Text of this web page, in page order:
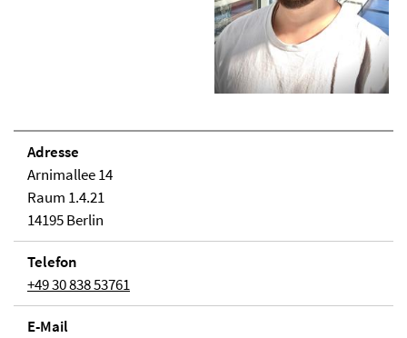
Adresse
Arnimallee 14
Raum 1.4.21
14195 Berlin
Telefon
+49 30 838 53761
E-Mail